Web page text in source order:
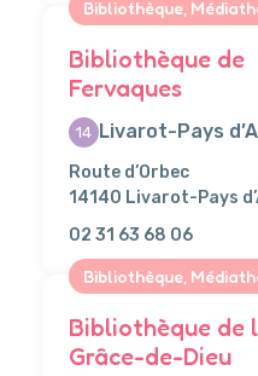
Bibliothèque,
Bibliothèque de
Fervaques
14 Livarot-Pays
Route d’Orbec
14140 Livarot-Pays
02 31 63 68 06
Bibliothèque,
Bibliothèque de
Grâce-de-Dieu